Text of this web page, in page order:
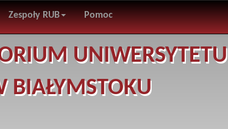
Zespoły RUB Pomoc
UNIWERSYTETU
BIAŁYMSTOKU